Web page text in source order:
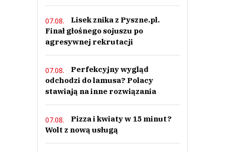
07.08.
Lisek znika z Pyszne.pl.
Finał głośnego sojuszu po
agresywnej rekrutacji
07.08.
Perfekcyjny wygląd
odchodzi do lamusa? Polacy
stawiają na inne rozwiązania
07.08.
Pizza i kwiaty w 15 minut?
Wolt z nową usługą